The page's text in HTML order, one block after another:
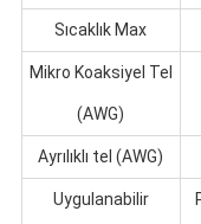
Sıcaklık Max
Mikro Koaksiyel Tel
(AWG)
Ayrılıklı tel (AWG)
Uygulanabilir